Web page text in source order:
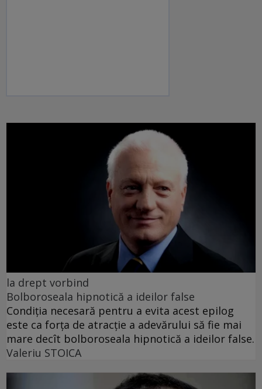
la drept vorbind
Bolboroseala hipnotică a ideilor false
Condiția necesară pentru a evita acest epilog
este ca forța de atracție a adevărului să fie mai
mare decît bolboroseala hipnotică a ideilor false.
Valeriu STOICA